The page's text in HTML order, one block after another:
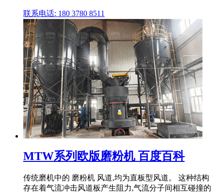
联系电话: 180 3780 8511
MTW系列欧版磨粉机 百度百科
传统磨机中的 磨粉机 风道,均为直板型风道。 这种结构
存在着气流冲击风道板产生阻力,气流分子间相互碰撞的